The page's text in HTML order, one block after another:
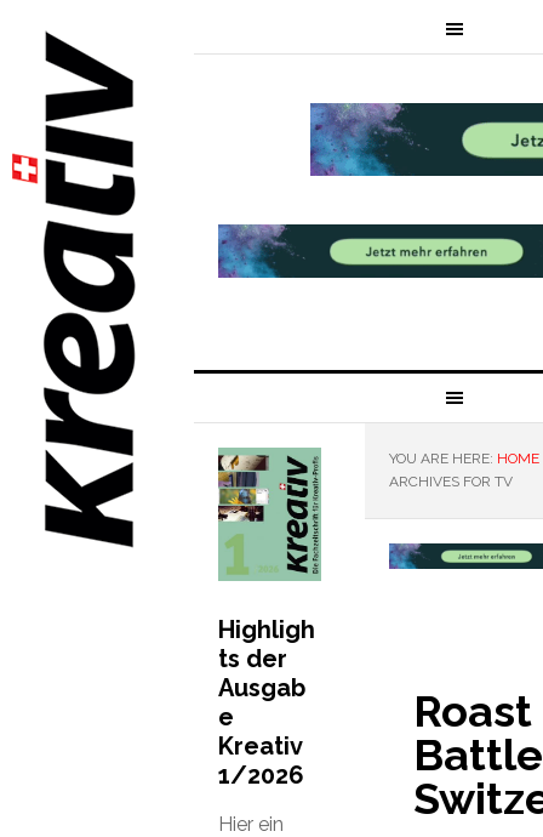
YOU ARE HERE: HOME
ARCHIVES FOR TV
Roast
Battle
Highligh
ts der
Ausgab
e
Kreativ
1/2026
Hier ein